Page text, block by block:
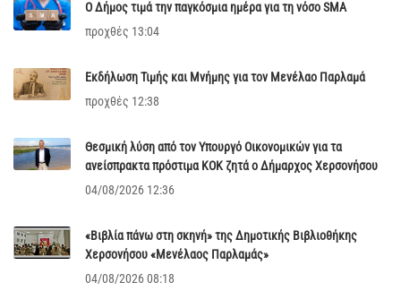
Ο Δήμος τιμά την παγκόσμια ημέρα για τη νόσο SMA
προχθές 13:04
Εκδήλωση Τιμής και Μνήμης για τον Μενέλαο Παρλαμά
προχθές 12:38
Θεσμική λύση από τον Υπουργό Οικονομικών για τα
ανείσπρακτα πρόστιμα ΚΟΚ ζητά ο Δήμαρχος Χερσονήσου
04/08/2026 12:36
«Βιβλία πάνω στη σκηνή» της Δημοτικής Βιβλιοθήκης
Χερσονήσου «Μενέλαος Παρλαμάς»
04/08/2026 08:18